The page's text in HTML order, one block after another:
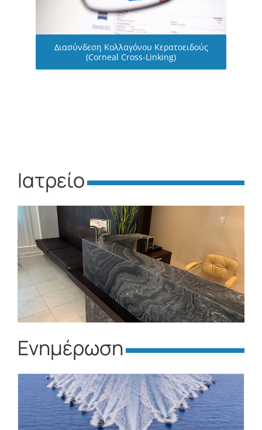
Διασύνδεση Κολλαγόνου Κερατοειδούς
(Corneal Cross-Linking)
Ιατρείο
Ενημέρωση